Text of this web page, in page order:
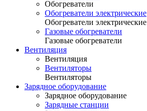
Обогреватели
Обогреватели электрические
Обогреватели электрические
Газовые обогреватели
Газовые обогреватели
Вентиляция
Вентиляция
Вентиляторы
Вентиляторы
Зарядное оборудование
Зарядное оборудование
Зарядные станции